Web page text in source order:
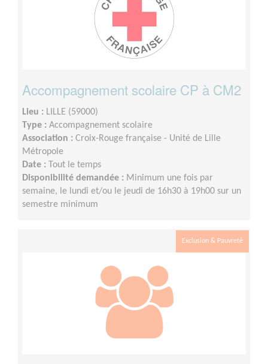
Accompagnement scolaire CP à CM2
Lieu : LILLE (59000)
Type : Accompagnement scolaire
Association : Croix-Rouge française - Unité de Lille
Métropole
Date : Tout le temps
Disponibilité demandée : Minimum une fois par
semaine, le lundi et/ou le jeudi de 16h30 à 19h00 sur un
semestre minimum
Exclusion & Pauvreté